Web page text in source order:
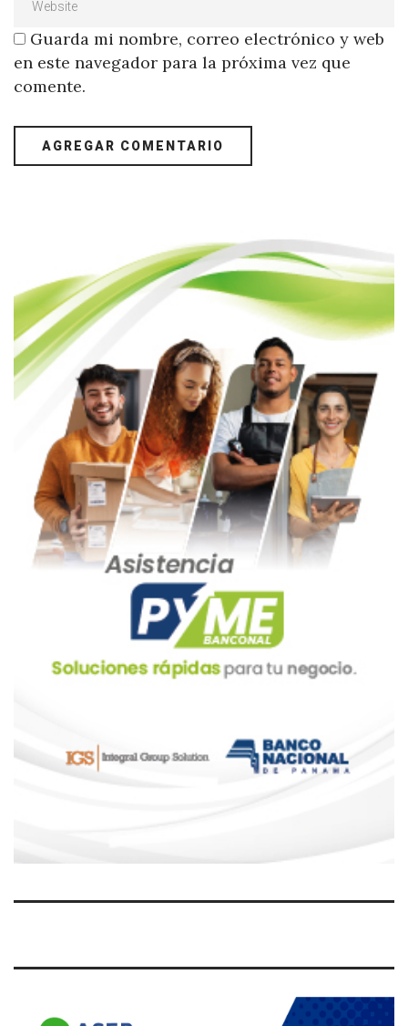
Guarda mi nombre, correo electrónico y web
en este navegador para la próxima vez que
comente.